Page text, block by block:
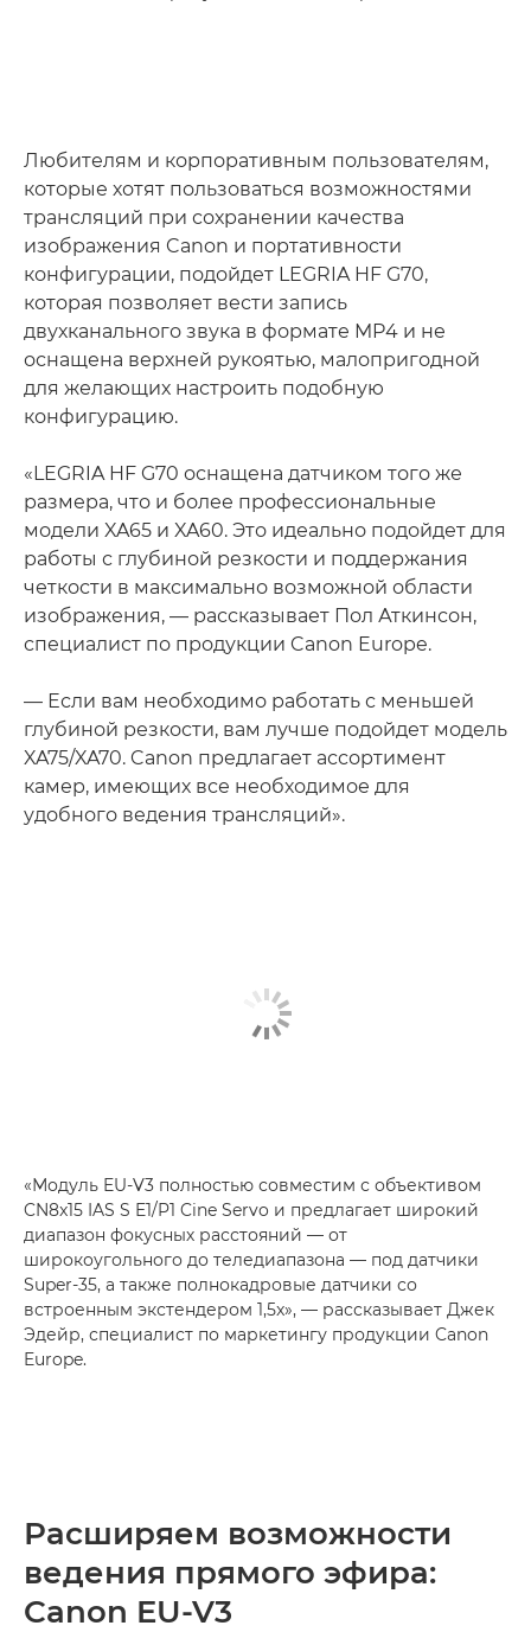
Любителям и корпоративным пользователям,
которые хотят пользоваться возможностями
трансляций при сохранении качества
изображения Canon и портативности
конфигурации, подойдет LEGRIA HF G70,
которая позволяет вести запись
двухканального звука в формате MP4 и не
оснащена верхней рукоятью, малопригодной
для желающих настроить подобную
конфигурацию.
«LEGRIA HF G70 оснащена датчиком того же
размера, что и более профессиональные
модели XA65 и XA60. Это идеально подойдет для
работы с глубиной резкости и поддержания
четкости в максимально возможной области
изображения, — рассказывает Пол Аткинсон,
специалист по продукции Canon Europe.
— Если вам необходимо работать с меньшей
глубиной резкости, вам лучше подойдет модель
XA75/XA70. Canon предлагает ассортимент
камер, имеющих все необходимое для
удобного ведения трансляций».
«Модуль EU-V3 полностью совместим с объективом
CN8x15 IAS S E1/P1 Cine Servo и предлагает широкий
диапазон фокусных расстояний — от
широкоугольного до теледиапазона — под датчики
Super-35, а также полнокадровые датчики со
встроенным экстендером 1,5x», — рассказывает Джек
Эдейр, специалист по маркетингу продукции Canon
Europe.
Расширяем возможности
ведения прямого эфира:
Canon EU-V3